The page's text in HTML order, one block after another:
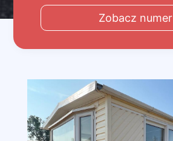
Zobacz numer